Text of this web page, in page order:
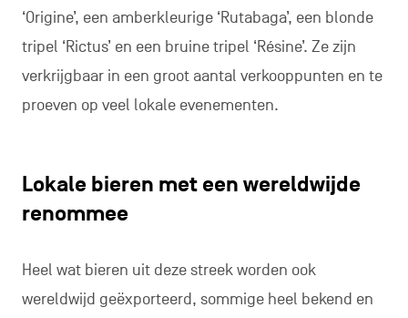
‘Origine’, een amberkleurige ‘Rutabaga’, een blonde
tripel ‘Rictus’ en een bruine tripel ‘Résine’. Ze zijn
verkrijgbaar in een groot aantal verkooppunten en te
proeven op veel lokale evenementen.
Lokale bieren met een wereldwijde
renommee
Heel wat bieren uit deze streek worden ook
wereldwijd geëxporteerd, sommige heel bekend en